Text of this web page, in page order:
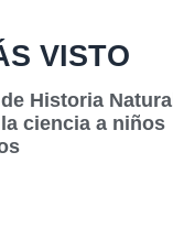
VISTO
Historia Natural
ciencia a niños